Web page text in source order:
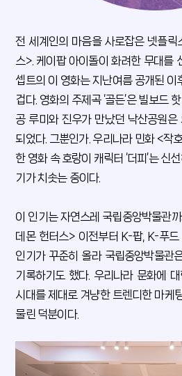
전 세계인의 마음을 사로잡은 넷플릭
스>. 케이팝 아이돌이 화려한 무대를
셉트의 이 영화는 지난여름 공개된 이
겁다. 영화의 주제곡 ‘골든’은 빌보드
공 루미와 진우가 만났던 낙산공원은
되었다. 그뿐인가. 우리나라 민화 <작
한 영화 속 호랑이 캐릭터 ‘더피’는 신
기가 치솟는 중이다.
이 인기는 자연스레 국립중앙박물관
데몬 헌터스> 이전부터 K-팝, K-푸드
인기가 꾸준히 올라 국립중앙박물관
기록하기도 했다. 우리나라 문화에
시대를 제대로 겨냥한 트렌디한 마케
물린 덕분이다.